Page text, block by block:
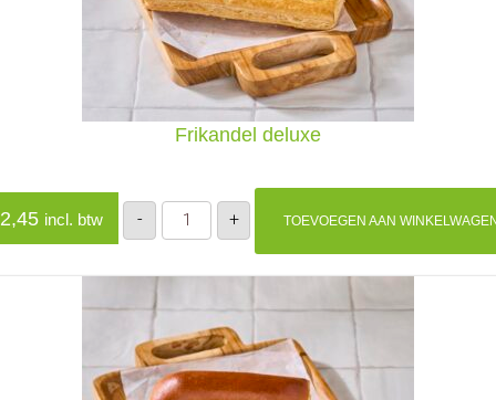
Frikandel deluxe
incl. btw -
Frikandel
deluxe
aantal
+ TOEVOEGEN AAN